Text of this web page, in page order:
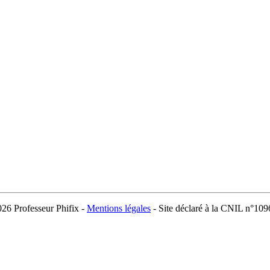
Professeur Phifix - Mentions légales - Site déclaré à la CNIL